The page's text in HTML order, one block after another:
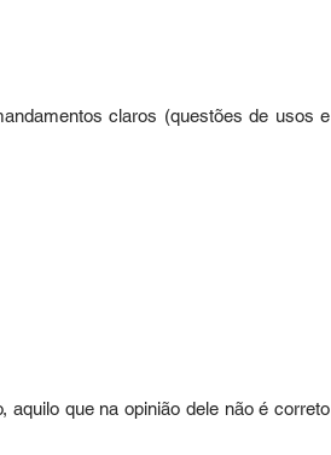
claros (questões de usos e
aquilo que na opinião dele não é correto